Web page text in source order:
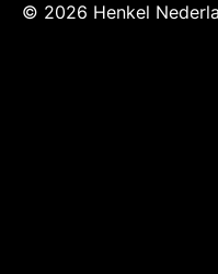
© 2026 Henkel